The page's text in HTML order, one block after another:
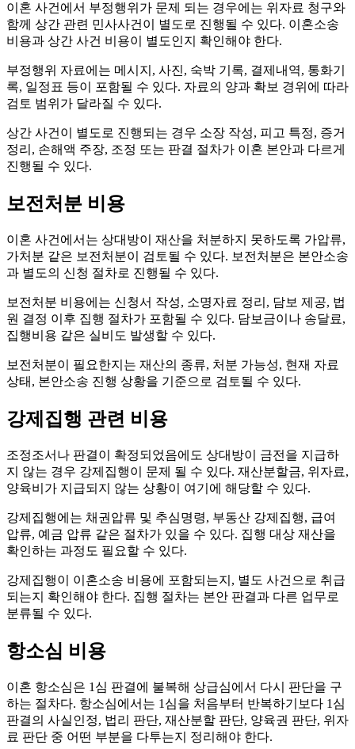
이혼 사건에서 부정행위가 문제 되는 경우에는 위자료 청구와
함께 상간 관련 민사사건이 별도로 진행될 수 있다. 이혼소송
비용과 상간 사건 비용이 별도인지 확인해야 한다.
부정행위 자료에는 메시지, 사진, 숙박 기록, 결제내역, 통화기
록, 일정표 등이 포함될 수 있다. 자료의 양과 확보 경위에 따라
검토 범위가 달라질 수 있다.
상간 사건이 별도로 진행되는 경우 소장 작성, 피고 특정, 증거
정리, 손해액 주장, 조정 또는 판결 절차가 이혼 본안과 다르게
진행될 수 있다.
보전처분 비용
이혼 사건에서는 상대방이 재산을 처분하지 못하도록 가압류,
가처분 같은 보전처분이 검토될 수 있다. 보전처분은 본안소송
과 별도의 신청 절차로 진행될 수 있다.
보전처분 비용에는 신청서 작성, 소명자료 정리, 담보 제공, 법
원 결정 이후 집행 절차가 포함될 수 있다. 담보금이나 송달료,
집행비용 같은 실비도 발생할 수 있다.
보전처분이 필요한지는 재산의 종류, 처분 가능성, 현재 자료
상태, 본안소송 진행 상황을 기준으로 검토될 수 있다.
강제집행 관련 비용
조정조서나 판결이 확정되었음에도 상대방이 금전을 지급하
지 않는 경우 강제집행이 문제 될 수 있다. 재산분할금, 위자료,
양육비가 지급되지 않는 상황이 여기에 해당할 수 있다.
강제집행에는 채권압류 및 추심명령, 부동산 강제집행, 급여
압류, 예금 압류 같은 절차가 있을 수 있다. 집행 대상 재산을
확인하는 과정도 필요할 수 있다.
강제집행이 이혼소송 비용에 포함되는지, 별도 사건으로 취급
되는지 확인해야 한다. 집행 절차는 본안 판결과 다른 업무로
분류될 수 있다.
항소심 비용
이혼 항소심은 1심 판결에 불복해 상급심에서 다시 판단을 구
하는 절차다. 항소심에서는 1심을 처음부터 반복하기보다 1심
판결의 사실인정, 법리 판단, 재산분할 판단, 양육권 판단, 위자
료 판단 중 어떤 부분을 다투는지 정리해야 한다.